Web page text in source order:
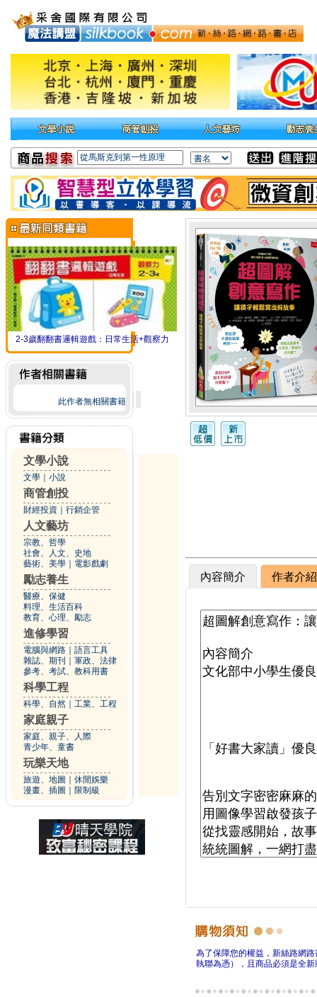
2-3歲翻翻書邏輯遊戲：日常生活+觀察力
此作者無相關書籍
文學小說
文學｜ 小說
商管創投
財經投資｜ 行銷企管
人文藝坊
宗教、哲學
社會、人文、史地
藝術、美學｜ 電影戲劇
勵志養生
醫療、保健
料理、生活百科
教育、心理、勵志
進修學習
電腦與網路｜ 語言工具
雜誌、期刊
軍政、法律
參考、考試、教科用書
科學工程
科學、自然｜ 工業、工程
家庭親子
家庭、親子、人際
青少年、童書
玩樂天地
旅遊、地圖
休閒娛樂
漫畫、插圖
限制級
內容簡介 作者介紹
為了保障您的權益，新絲路網
執聯為憑），且商品必須是全